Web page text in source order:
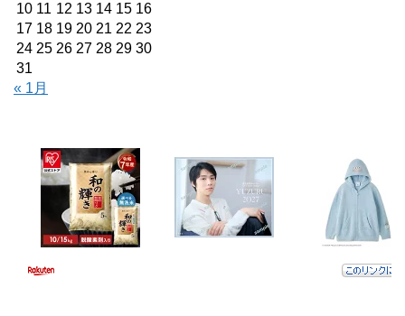
10 11 12 13 14 15 16
17 18 19 20 21 22 23
24 25 26 27 28 29 30
31
« 1月